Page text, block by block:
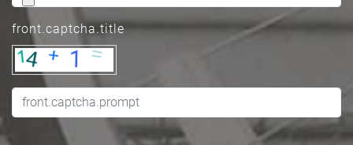
front.captcha.title